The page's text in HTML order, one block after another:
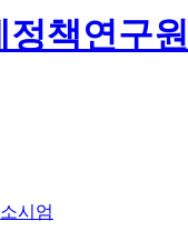
시엄